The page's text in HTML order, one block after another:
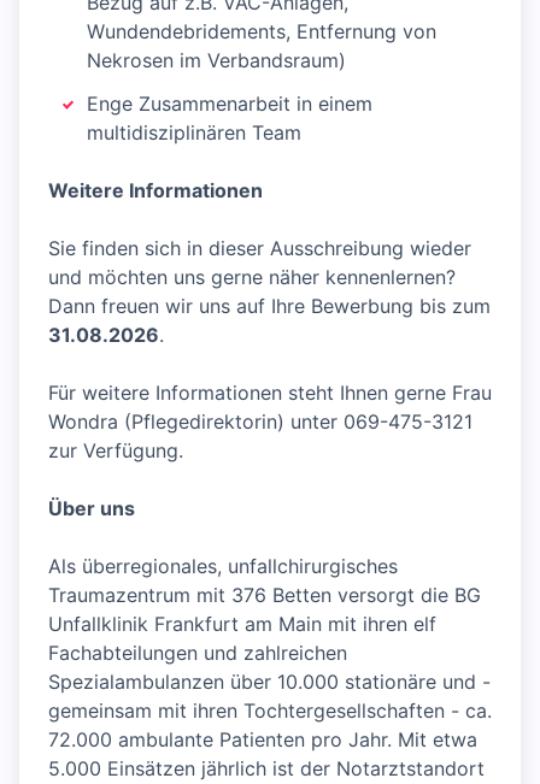
Wundendebridements, Entfernung von
Nekrosen im Verbandsraum)
Enge Zusammenarbeit in einem
multidisziplinären Team
Weitere Informationen
Sie finden sich in dieser Ausschreibung wieder
und möchten uns gerne näher kennenlernen?
Dann freuen wir uns auf Ihre Bewerbung bis zum
31.08.2026.
Für weitere Informationen steht Ihnen gerne Frau
Wondra (Pflegedirektorin) unter 069-475-3121
zur Verfügung.
Über uns
Als überregionales, unfallchirurgisches
Traumazentrum mit 376 Betten versorgt die BG
Unfallklinik Frankfurt am Main mit ihren elf
Fachabteilungen und zahlreichen
Spezialambulanzen über 10.000 stationäre und -
gemeinsam mit ihren Tochtergesellschaften - ca.
72.000 ambulante Patienten pro Jahr. Mit etwa
5.000 Einsätzen jährlich ist der Notarztstandort